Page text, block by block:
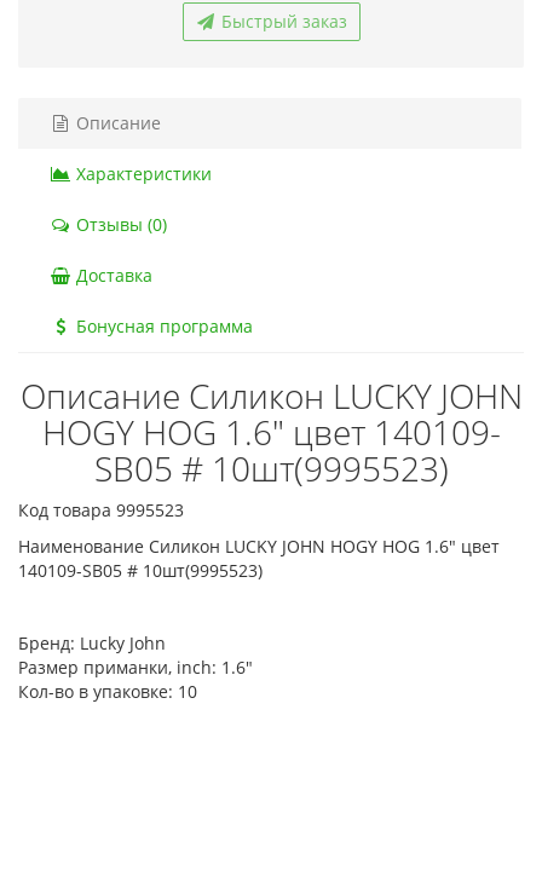
Быстрый заказ
Описание
Характеристики
Отзывы (0)
Доставка
Бонусная программа
Описание Силикон LUCKY JOHN
HOGY HOG 1.6" цвет 140109-
SB05 # 10шт(9995523)
Код товара 9995523
Наименование Силикон LUCKY JOHN HOGY HOG 1.6" цвет
140109-SB05 # 10шт(9995523)
Бренд: Lucky John
Размер приманки, inch: 1.6"
Кол-во в упаковке: 10